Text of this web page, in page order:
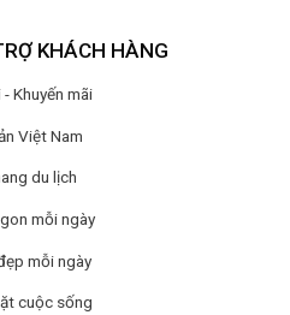
KHÁCH HÀNG
- Khuyến mãi
Việt Nam
du lịch
mỗi ngày
mỗi ngày
cuộc sống